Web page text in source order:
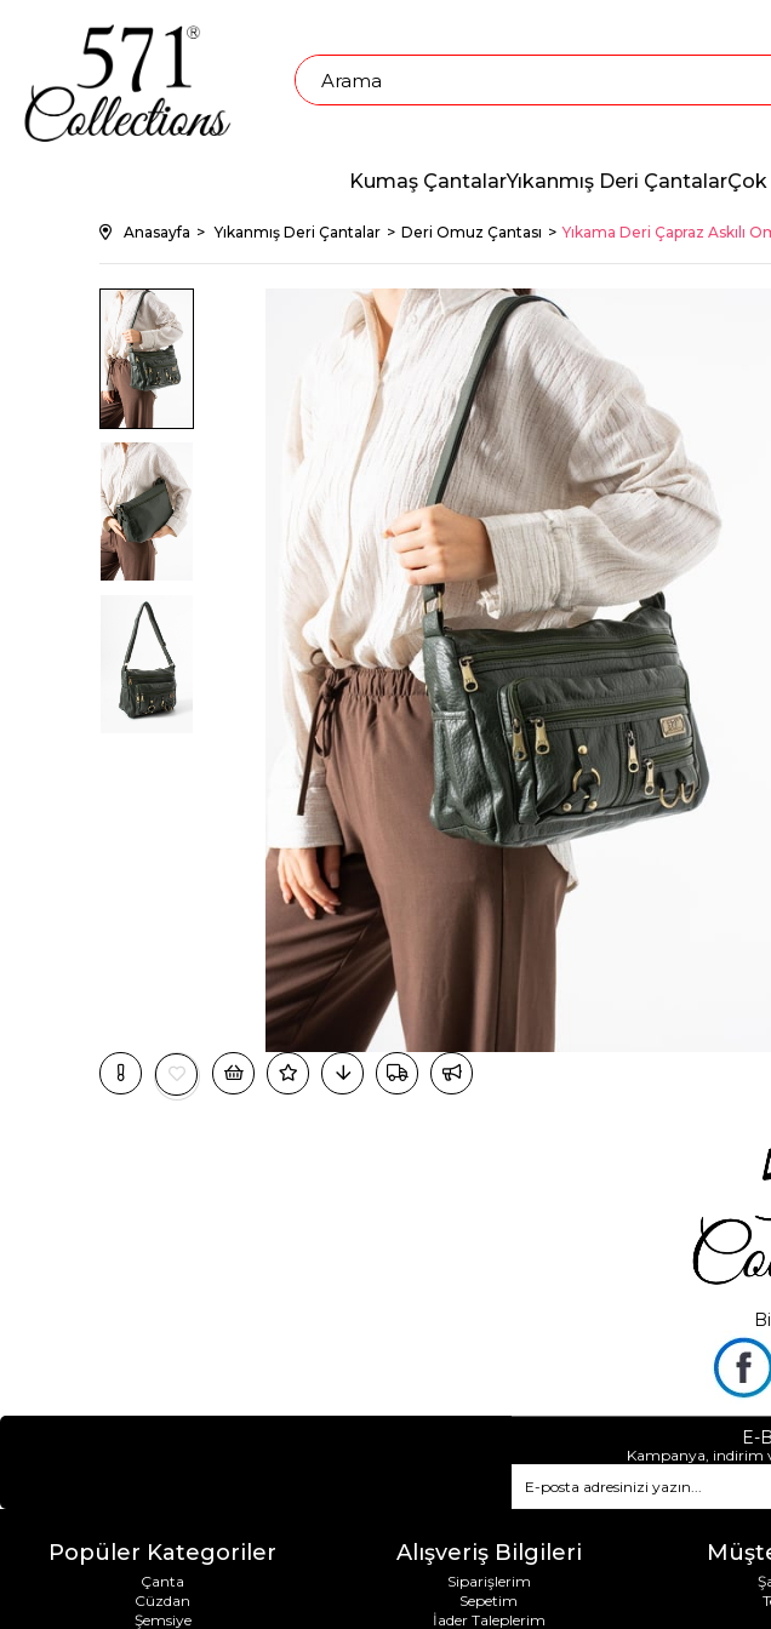
Kumaş ÇantalarYıkanmış Deri ÇantalarÇok
Anasayfa Yıkanmış Deri Çantalar Deri Omuz Çantası Yıkama Deri Çapraz Askılı
E-
Kampanya, indirim
Popüler Kategoriler
Çanta
Cüzdan
Şemsiye
Alışveriş Bilgileri
Siparişlerim
Sepetim
İader Taleplerim